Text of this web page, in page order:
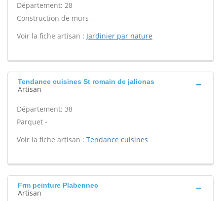
Département: 28
Construction de murs -
Voir la fiche artisan : Jardinier par nature
Tendance cuisines St romain de jalionas
Artisan
Département: 38
Parquet -
Voir la fiche artisan : Tendance cuisines
Frm peinture Plabennec
Artisan